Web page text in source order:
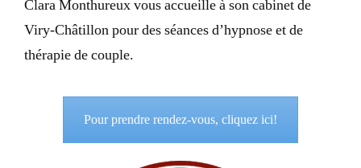
Clara Monthureux vous accueille à son cabinet de
Viry-Châtillon pour des séances d’hypnose et de
thérapie de couple.
Pour prendre rendez-vous, cliquez ici!